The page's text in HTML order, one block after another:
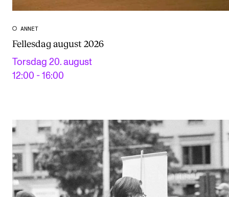
ANNET
Fellesdag august 2026
Torsdag 20. august
12:00 - 16:00